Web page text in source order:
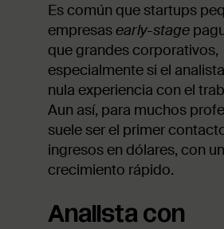
Es común que startups
empresasearly-stage
que grandes corporativos,
especialmente si el
nula experiencia con el
Aun así, para muchos
suele ser el primer
ingresos en dólares, con
crecimiento rápido.
Analista con